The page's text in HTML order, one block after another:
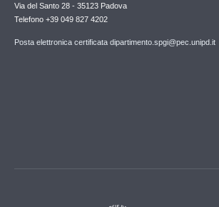
Via del Santo 28 - 35123 Padova
Telefono +39 049 827 4202
Posta elettronica certificata dipartimento.spgi@pec.unipd.it